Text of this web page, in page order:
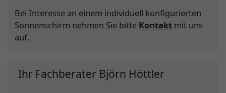
Bei Interesse an einem individuell konfigurierten
Sonnenschirm nehmen Sie bitte Kontakt mit uns
auf.
Ihr Fachberater Björn Höttler